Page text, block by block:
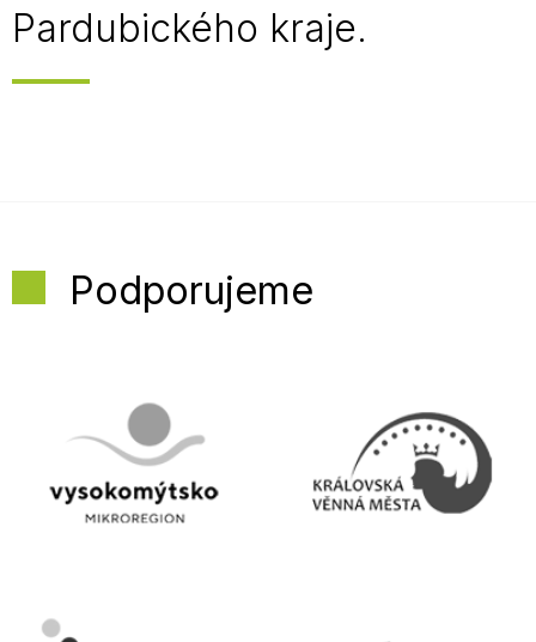
Pardubického kraje.
Podporujeme